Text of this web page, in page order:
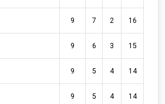
9 7 2 16
9 6 3 15
9 5 4 14
9 5 4 14